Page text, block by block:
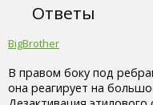
Ответы
BigBrother
В правом боку под
она реагирует на